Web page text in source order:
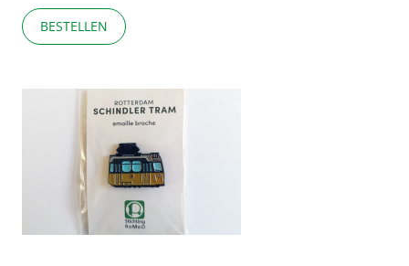
BESTELLEN